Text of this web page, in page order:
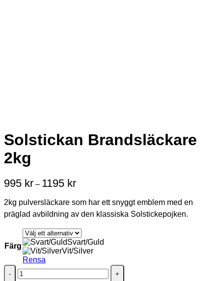
Solstickan Brandsläckare
2kg
995 kr – 1195 krPrisintervall:
1195 kr
2kg pulversläckare som har ett snyggt emblem med en
präglad avbildning av den klassiska Solstickepojken.
Färg
Svart/Guld
Vit/Silver
Rensa
Solstickan
Brandsläckare